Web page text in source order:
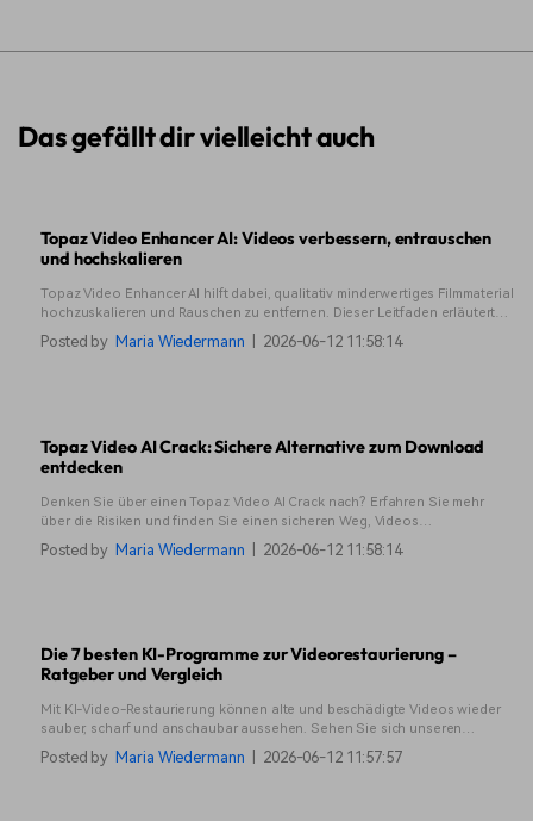
Das gefällt dir vielleicht auch
Topaz Video Enhancer AI: Videos verbessern, entrauschen
und hochskalieren
Topaz Video Enhancer AI hilft dabei, qualitativ minderwertiges Filmmaterial
hochzuskalieren und Rauschen zu entfernen. Dieser Leitfaden erläutert
die Leistung, den Arbeitsablauf, die Vor- und Nachteile sowie Situationen,
in denen andere Tools besser geeignet sein könnten.
Posted by Maria Wiedermann 2026-06-12 11:58:14
Topaz Video AI Crack: Sichere Alternative zum Download
entdecken
Denken Sie über einen Topaz Video AI Crack nach? Erfahren Sie mehr
über die Risiken und finden Sie einen sicheren Weg, Videos
hochzuskalieren und wiederherzustellen, ohne Ihrem System zu schaden.
Posted by Maria Wiedermann 2026-06-12 11:58:14
Die 7 besten KI-Programme zur Videorestaurierung –
Ratgeber und Vergleich
Mit KI-Video-Restaurierung können alte und beschädigte Videos wieder
sauber, scharf und anschaubar aussehen. Sehen Sie sich unseren
Leitfaden für bewährte Tools und eine verständliche Schritt-für-Schritt-
Anleitung an.
Posted by Maria Wiedermann 2026-06-12 11:57:57